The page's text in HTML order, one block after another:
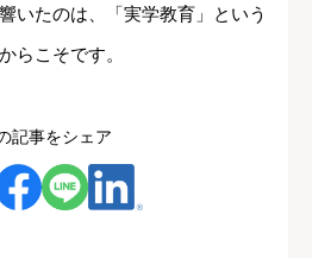
いたのは、「実学教育」という
らこそです。
記事をシェア